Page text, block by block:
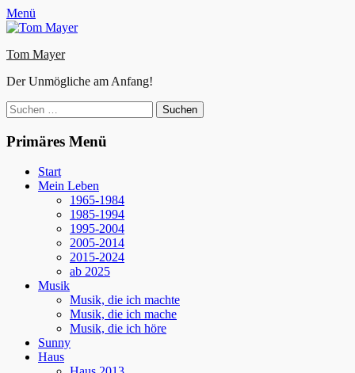
Zum
Inhalt
Facebook
E-
Mail
Instagram
Website
Menü
Tom Mayer
Der Unmögliche am Anfang!
Suche
nach:
Primäres Menü
Start
Mein Leben
1965-1984
1985-1994
1995-2004
2005-2014
2015-2024
ab 2025
Musik
Musik, die ich machte
Musik, die ich mache
Musik, die ich höre
Sunny
Haus